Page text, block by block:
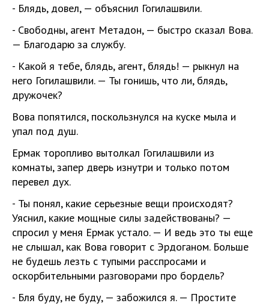
- Блядь, довел, — объяснил Гогилашвили.
- Свободны, агент Метадон, — быстро сказал Вова.
— Благодарю за службу.
- Какой я тебе, блядь, агент, блядь! — рыкнул на
него Гогилашвили. — Ты гонишь, что ли, блядь,
дружочек?
Вова попятился, поскользнулся на куске мыла и
упал под душ.
Ермак торопливо вытолкал Гогилашвили из
комнаты, запер дверь изнутри и только потом
перевел дух.
- Ты понял, какие серьезные вещи происходят?
Уяснил, какие мощные силы задействованы? —
спросил у меня Ермак устало. — И ведь это ты еще
не слышал, как Вова говорит с Эрдоганом. Больше
не будешь лезть с тупыми расспросами и
оскорбительными разговорами про бордель?
- Бля буду, не буду, — забожился я. — Простите